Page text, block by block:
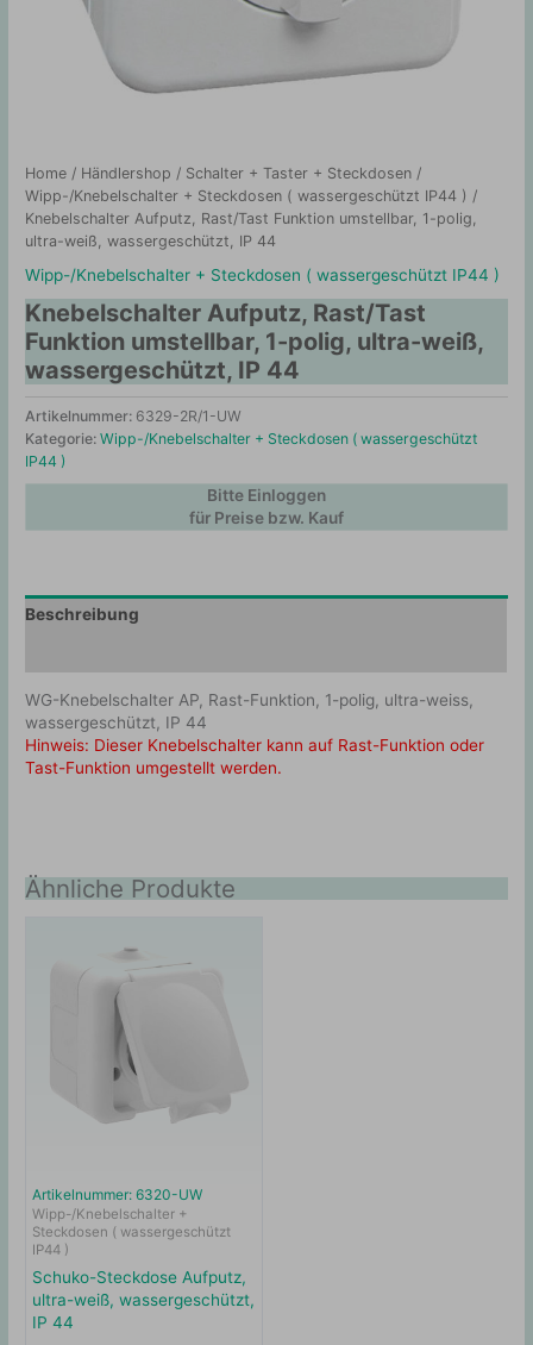
Home / Händlershop / Schalter + Taster + Steckdosen /
Wipp-/Knebelschalter + Steckdosen ( wassergeschützt IP44 ) /
Knebelschalter Aufputz, Rast/Tast Funktion umstellbar, 1-polig,
ultra-weiß, wassergeschützt, IP 44
Wipp-/Knebelschalter + Steckdosen ( wassergeschützt IP44 )
Knebelschalter Aufputz, Rast/Tast
Funktion umstellbar, 1-polig, ultra-weiß,
wassergeschützt, IP 44
Artikelnummer: 6329-2R/1-UW
Kategorie:Wipp-/Knebelschalter + Steckdosen ( wassergeschützt
IP44 )
Bitte Einloggen
für Preise bzw. Kauf
Beschreibung
WG-Knebelschalter AP, Rast-Funktion, 1-polig, ultra-weiss,
wassergeschützt, IP 44
Hinweis: Dieser Knebelschalter kann auf Rast-Funktion oder
Tast-Funktion umgestellt werden.
Ähnliche Produkte
Artikelnummer: 6320-UW
Wipp-/Knebelschalter +
Steckdosen ( wassergeschützt
IP44 )
Schuko-Steckdose Aufputz,
ultra-weiß, wassergeschützt,
IP 44